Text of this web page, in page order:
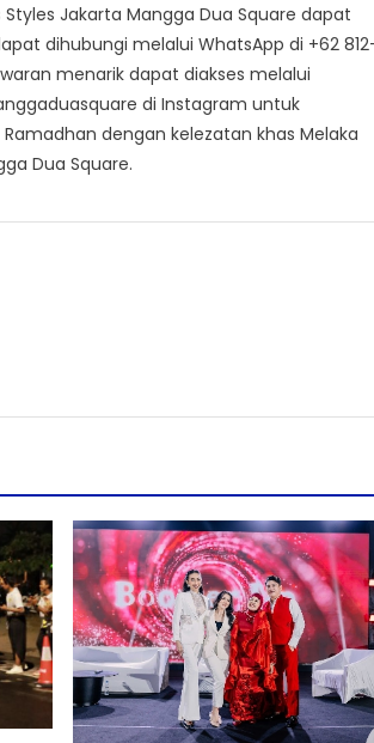
Jakarta Mangga Dua Square dapat
dihubungi melalui WhatsApp di +62
menarik dapat diakses melalui
di Instagram untuk
dengan kelezatan khas Melaka
Dua Square.